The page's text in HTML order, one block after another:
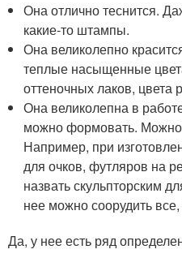
Она отлично теснится.
какие-то штампы.
Она великолепно
теплые насыщенные
оттеночных лаков, цвета
Она великолепна в
можно формовать.
Например, при
для очков, футляров на
назвать скульпторским
нее можно соорудить все,
Да, у нее есть ряд